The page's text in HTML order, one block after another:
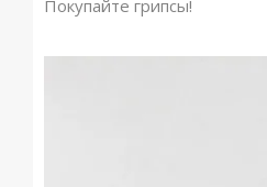
Покупайте грипсы!